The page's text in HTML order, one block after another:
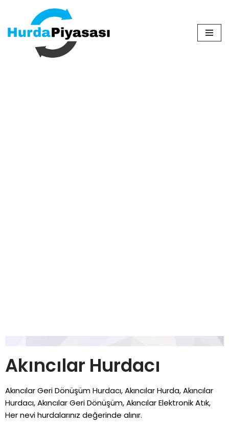
İçeriğe
geç
Akıncılar Hurdacı
Akıncılar Geri Dönüşüm Hurdacı, Akıncılar Hurda, Akıncılar
Hurdacı, Akıncılar Geri Dönüşüm, Akıncılar Elektronik Atık,
Her nevi hurdalarınız değerinde alınır.